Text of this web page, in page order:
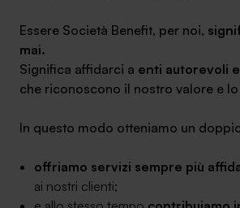
Essere Società Benefit, per noi,
mai.
Significa affidarci a enti autorevoli
che riconoscono il nostro valore e
In questo modo otteniamo un
offriamo servizi sempre più
ai nostri clienti;